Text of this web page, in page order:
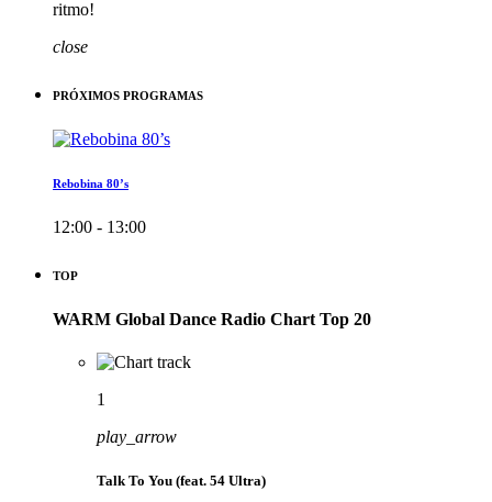
ritmo!
close
PRÓXIMOS PROGRAMAS
Rebobina 80’s
12:00 - 13:00
TOP
WARM Global Dance Radio Chart Top 20
1
play_arrow
Talk To You (feat. 54 Ultra)